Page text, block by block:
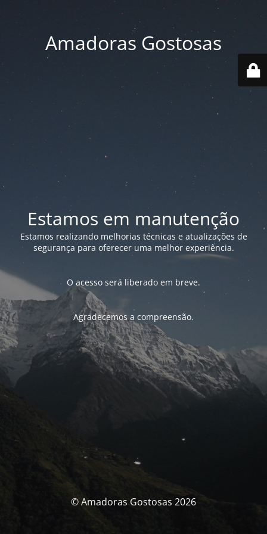
Amadoras Gostosas
Estamos em manutenção
Estamos realizando melhorias técnicas e atualizações de
segurança para oferecer uma melhor experiência.
O acesso será liberado em breve.
Agradecemos a compreensão.
© Amadoras Gostosas 2026